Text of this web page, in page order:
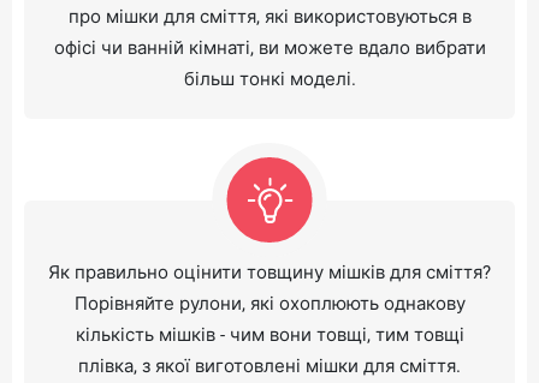
про мішки для сміття, які використовуються в
офісі чи ванній кімнаті, ви можете вдало вибрати
більш тонкі моделі.
Як правильно оцінити товщину мішків для сміття?
Порівняйте рулони, які охоплюють однакову
кількість мішків - чим вони товщі, тим товщі
плівка, з якої виготовлені мішки для сміття.